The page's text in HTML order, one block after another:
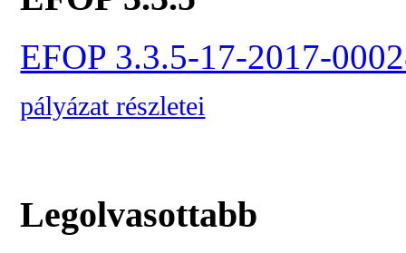
EFOP 3.3.5-17-2017-
pályázat részletei
Legolvasottabb